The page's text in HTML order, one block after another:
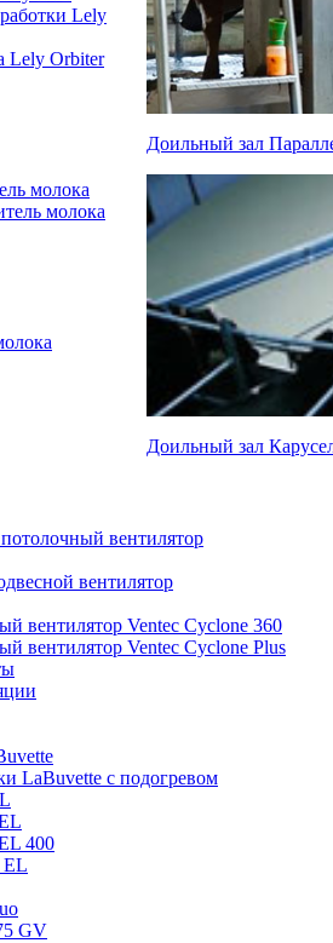
Доильный зал
Доильный зал
Lely
Lely Orbiter
молока
молока
вентилятор
вентилятор
вентилятор Ventec Cyclone 360
вентилятор Ventec Cyclone Plus
LaBuvette с подогревом
400
EL
GV